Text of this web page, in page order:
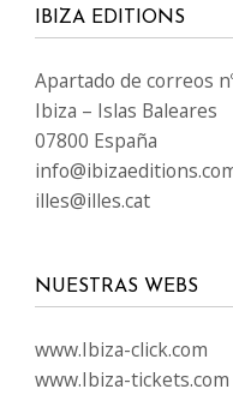
IBIZA EDITIONS
Apartado de correos
Ibiza – Islas Baleares
07800 España
illes@illes.cat
NUESTRAS WEBS
www.Ibiza-click.com
www.Ibiza-tickets.com